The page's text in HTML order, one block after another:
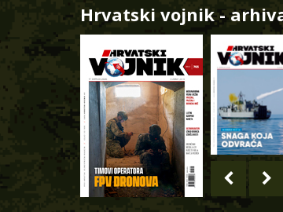
Hrvatski vojnik -